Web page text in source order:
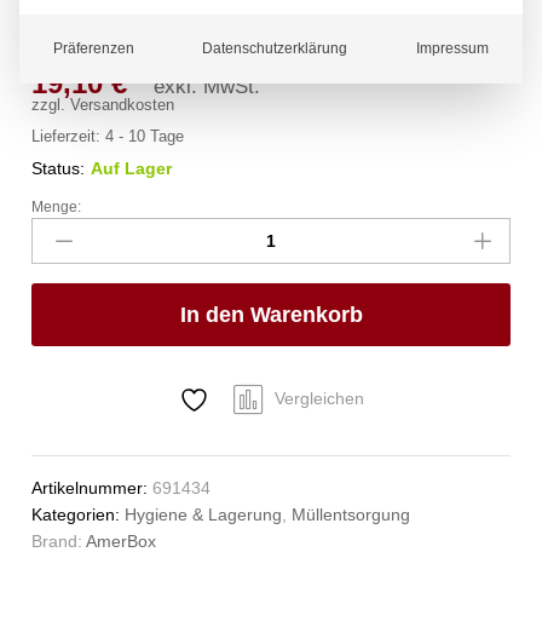
19,10€ exkl. MwSt.
zzgl.Versandkosten
Lieferzeit:4 - 10 Tage
Status: Auf Lager
Push-
Deckel
für
Abfalleimer
AmerBox,
ø505x(H)190mm
Anzahl
Menge:
In den Warenkorb
Vergleichen
Artikelnummer:691434
Kategorien: Hygiene & Lagerung
Müllentsorgung
Brand:AmerBox
Präferenzen Datenschutzerklärung Impressum